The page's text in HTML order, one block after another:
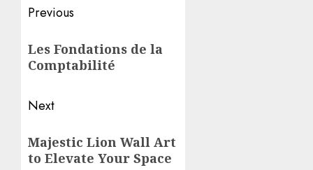
Post
navigation
Previous
post:
Les Fondations de la
Comptabilité
Next
post:
Majestic Lion Wall Art
to Elevate Your Space